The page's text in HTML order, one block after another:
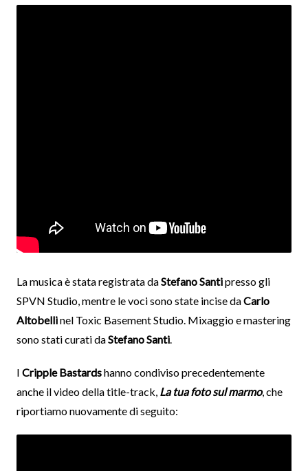
La musica è stata registrata daStefano Santipresso gli
SPVN Studio, mentre le voci sono state incise daCarlo
Altobellinel Toxic Basement Studio. Mixaggio e mastering
sono stati curati daStefano Santi.
I Cripple Bastardshanno condiviso precedentemente
anche il video della title-track, La tua foto sul marmo, che
riportiamo nuovamente di seguito: